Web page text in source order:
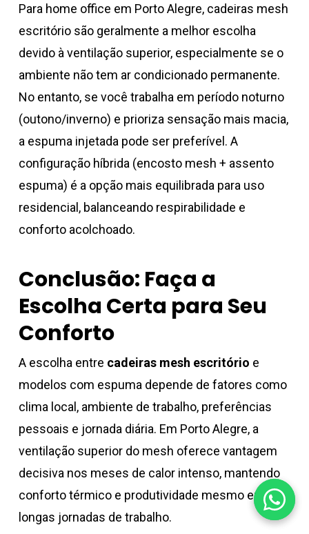
Para home office em Porto Alegre, cadeiras mesh
escritório são geralmente a melhor escolha
devido à ventilação superior, especialmente se o
ambiente não tem ar condicionado permanente.
No entanto, se você trabalha em período noturno
(outono/inverno) e prioriza sensação mais macia,
a espuma injetada pode ser preferível. A
configuração híbrida (encosto mesh + assento
espuma) é a opção mais equilibrada para uso
residencial, balanceando respirabilidade e
conforto acolchoado.
Conclusão: Faça a
Escolha Certa para Seu
Conforto
A escolha entre cadeiras mesh escritório e
modelos com espuma depende de fatores como
clima local, ambiente de trabalho, preferências
pessoais e jornada diária. Em Porto Alegre, a
ventilação superior do mesh oferece vantagem
decisiva nos meses de calor intenso, mantendo
conforto térmico e produtividade mesmo em
longas jornadas de trabalho.